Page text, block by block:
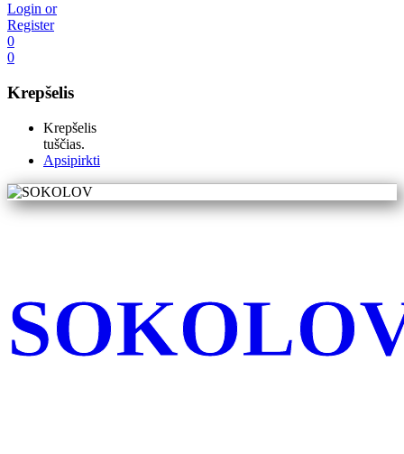
Login or
Register
0
0
Krepšelis
Krepšelis
tuščias.
Apsipirkti